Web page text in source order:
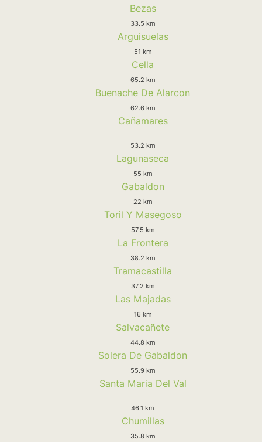
Bezas
33.5 km
Arguisuelas
51 km
Cella
65.2 km
Buenache De Alarcon
62.6 km
Cañamares
53.2 km
Lagunaseca
55 km
Gabaldon
22 km
Toril Y Masegoso
57.5 km
La Frontera
38.2 km
Tramacastilla
37.2 km
Las Majadas
16 km
Salvacañete
44.8 km
Solera De Gabaldon
55.9 km
Santa Maria Del Val
46.1 km
Chumillas
35.8 km